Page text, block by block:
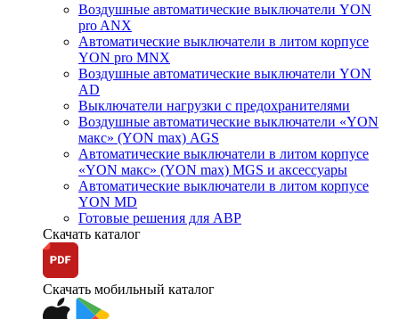
Воздушные автоматические выключатели YON
pro ANX
Автоматические выключатели в литом корпусе
YON pro MNX
Воздушные автоматические выключатели YON
AD
Выключатели нагрузки с предохранителями
Воздушные автоматические выключатели «YON
макс» (YON max) AGS
Автоматические выключатели в литом корпусе
«YON макс» (YON max) MGS и аксессуары
Автоматические выключатели в литом корпусе
YON MD
Готовые решения для АВР
Скачать каталог
Скачать мобильный каталог